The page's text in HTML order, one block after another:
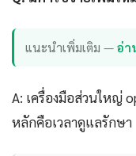
แนะนำเพิ่มเติม —อ่า
A: เครื่องมือส่วนใหญ่
หลักคือเวลาดูแลรักษา